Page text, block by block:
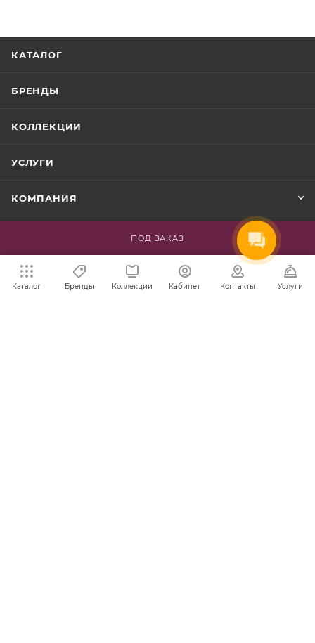
ПОД ЗАКАЗ
КАТАЛОГ
БРЕНДЫ
КОЛЛЕКЦИИ
УСЛУГИ
КОМПАНИЯ
ПОМОЩЬ
Каталог Бренды Коллекции Кабинет Контакты Услуги